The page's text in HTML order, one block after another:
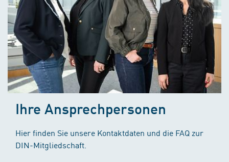
Ihre Ansprechpersonen
Hier finden Sie unsere Kontaktdaten und die FAQ zur
DIN-Mitgliedschaft.